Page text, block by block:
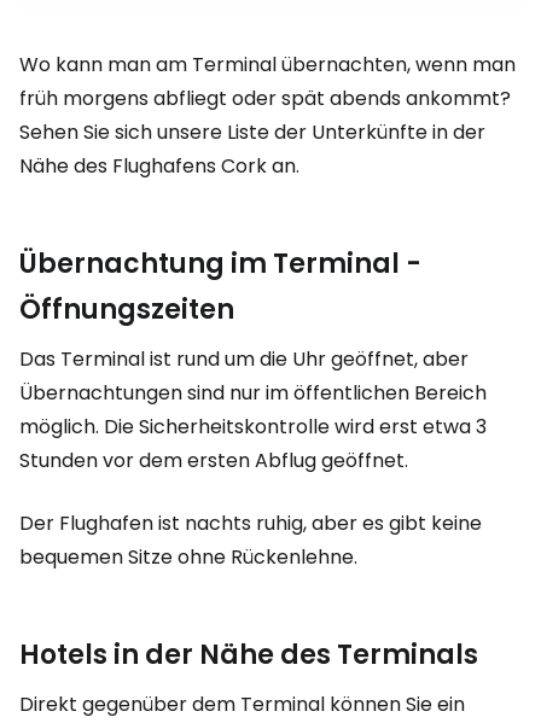
Wo kann man am Terminal übernachten, wenn man
früh morgens abfliegt oder spät abends ankommt?
Sehen Sie sich unsere Liste der Unterkünfte in der
Nähe des Flughafens Cork an.
Übernachtung im Terminal -
Öffnungszeiten
Das Terminal ist rund um die Uhr geöffnet, aber
Übernachtungen sind nur im öffentlichen Bereich
möglich. Die Sicherheitskontrolle wird erst etwa 3
Stunden vor dem ersten Abflug geöffnet.
Der Flughafen ist nachts ruhig, aber es gibt keine
bequemen Sitze ohne Rückenlehne.
Hotels in der Nähe des Terminals
Direkt gegenüber dem Terminal können Sie ein